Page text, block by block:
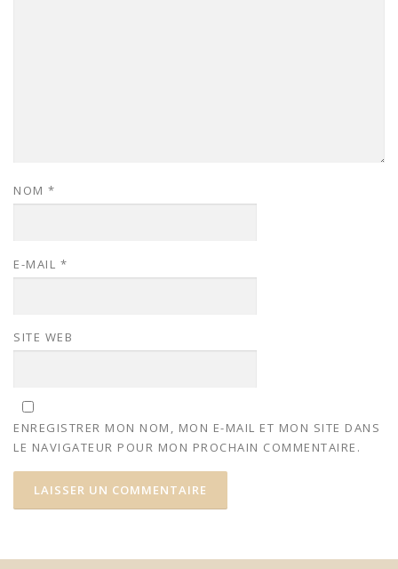
NOM *
E-MAIL *
SITE WEB
ENREGISTRER MON NOM, MON E-MAIL ET MON SITE DANS
LE NAVIGATEUR POUR MON PROCHAIN COMMENTAIRE.